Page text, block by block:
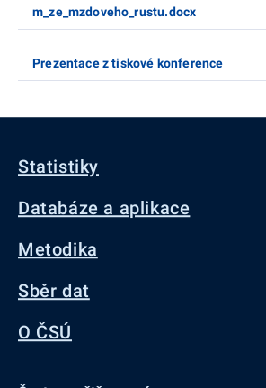
m_ze_mzdoveho_rustu.docx
Prezentace z tiskové konference
Statistiky
Databáze a aplikace
Metodika
Sběr dat
O ČSÚ